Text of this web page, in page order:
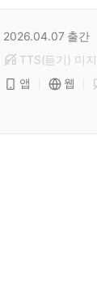
2026.04.07 출간
TTS(듣기) 미
앱 웹